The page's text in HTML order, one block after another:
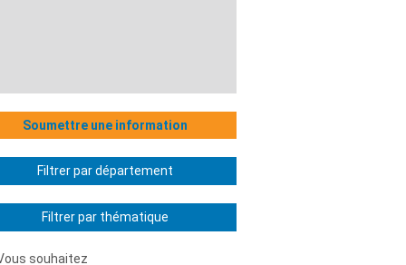
Soumettre une information
Filtrer par département
Filtrer par thématique
souhaitez